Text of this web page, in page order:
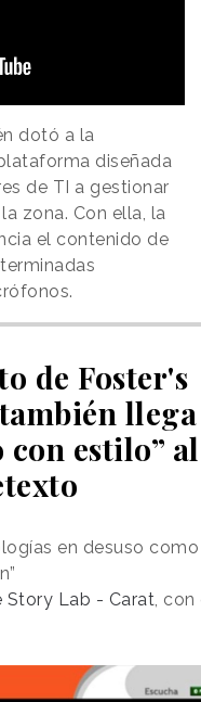
dotó a la
diseñada
de TI a gestionar
zona. Con ella, la
el contenido de
de Foster's
llega
estilo” al
en desuso
Story Lab - Carat,